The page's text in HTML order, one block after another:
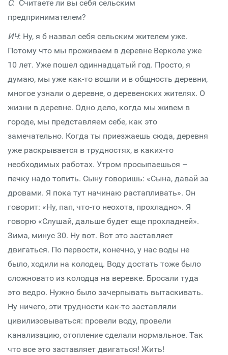
С: Считаете ли вы себя сельским
предпринимателем?
ИЧ: Ну, я б назвал себя сельским жителем уже.
Потому что мы проживаем в деревне Верколе уже
10 лет. Уже пошел одиннадцатый год. Просто, я
думаю, мы уже как-то вошли и в общность деревни,
многое узнали о деревне, о деревенских жителях. О
жизни в деревне. Одно дело, когда мы живем в
городе, мы представляем себе, как это
замечательно. Когда ты приезжаешь сюда, деревня
уже раскрывается в трудностях, в каких-то
необходимых работах. Утром просыпаешься –
печку надо топить. Сыну говоришь: «Сына, давай за
дровами. Я пока тут начинаю растапливать». Он
говорит: «Ну, пап, что-то неохота, прохладно». Я
говорю «Слушай, дальше будет еще прохладней».
Зима, минус 30. Ну вот. Вот это заставляет
двигаться. По первости, конечно, у нас воды не
было, ходили на колодец. Воду достать тоже было
сложновато из колодца на веревке. Бросали туда
это ведро. Нужно было зачерпывать вытаскивать.
Ну ничего, эти трудности как-то заставляли
цивилизовываться: провели воду, провели
канализацию, отопление сделали нормальное. Так
что все это заставляет двигаться! Жить!